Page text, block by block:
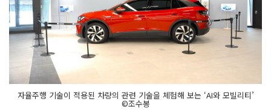
자율주행 기술이 적용된 차량의 관련 기술을 체험해 보는 ‘AI와 모빌리티’
©조수봉